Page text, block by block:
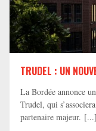
TRUDEL : UN
La Bordée annonce
Trudel, qui
partenaire majeur. [...]